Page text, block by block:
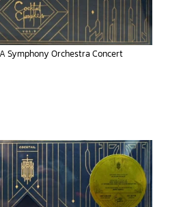
Symphony Orchestra Concert